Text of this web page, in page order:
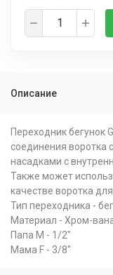
Описание
Переходник бегунок
соединения воротка
насадками с
Также может
качестве воротка
Тип переходника -
Материал - Хром-
Папа M - 1/2"
Мама F - 3/8"